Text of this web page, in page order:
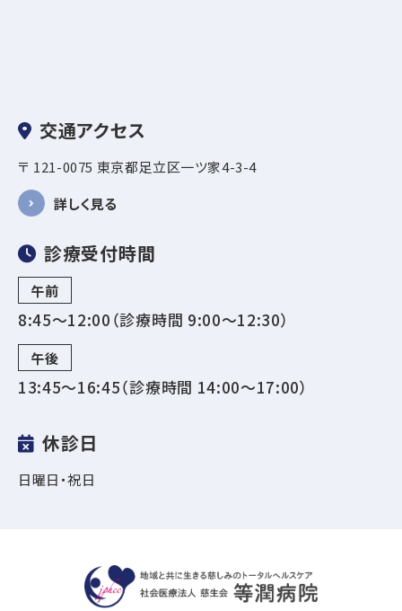
交通アクセス
〒 121-0075 東京都足立区一ツ家4-3-4
詳しく見る
診療受付時間
午前
8:45～12:00（診療時間 9:00〜12:30）
午後
13:45～16:45（診療時間 14:00〜17:00）
休診日
日曜日・祝日